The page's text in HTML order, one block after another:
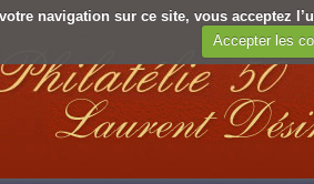
navigation sur ce site, vous acceptez
Accepter les